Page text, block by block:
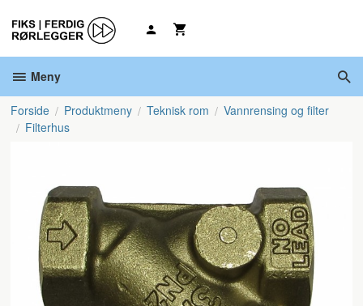
innholdet
Meny
Forside Produktmeny Teknisk rom
Vannrensing og filter
Filterhus